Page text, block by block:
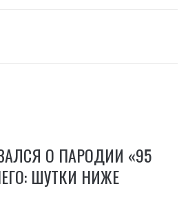
О ПАРОДИИ «95
ШУТКИ НИЖЕ